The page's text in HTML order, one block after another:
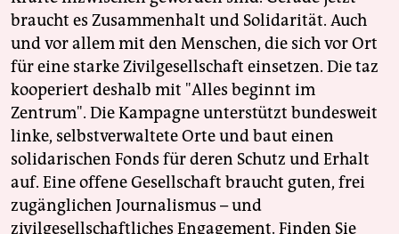
braucht es Zusammenhalt und Solidarität. Auch
und vor allem mit den Menschen, die sich vor Ort
für eine starke Zivilgesellschaft einsetzen. Die taz
kooperiert deshalb mit "Alles beginnt im
Zentrum". Die Kampagne unterstützt bundesweit
linke, selbstverwaltete Orte und baut einen
solidarischen Fonds für deren Schutz und Erhalt
auf. Eine offene Gesellschaft braucht guten, frei
zugänglichen Journalismus – und
zivilgesellschaftliches Engagement. Finden Sie